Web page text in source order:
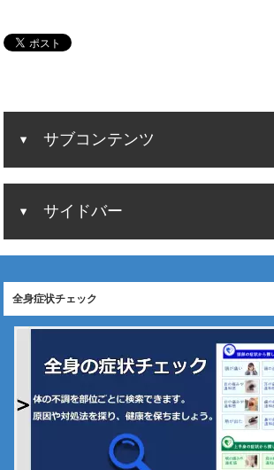
サブコンテンツ
サイドバー
全身症状チェック